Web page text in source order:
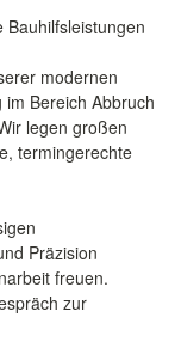
Bauhilfsleistungen
modernen
Bereich Abbruch
legen großen
termingerechte
Präzision
freuen.
zur